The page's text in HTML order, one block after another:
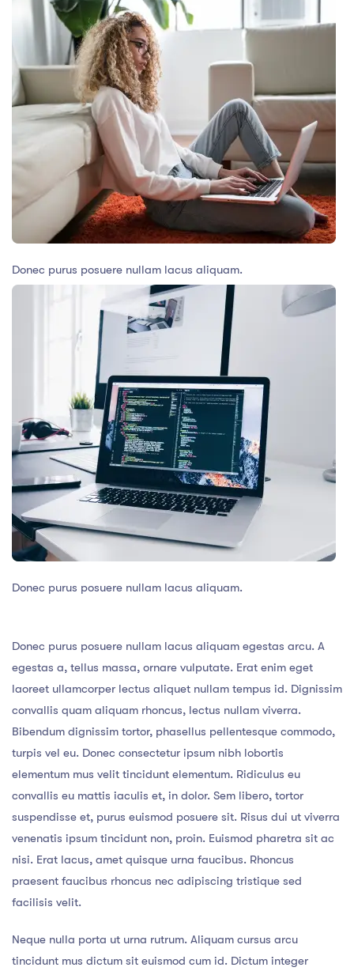
Donec purus posuere nullam lacus aliquam.
Donec purus posuere nullam lacus aliquam.
Donec purus posuere nullam lacus aliquam egestas arcu. A
egestas a, tellus massa, ornare vulputate. Erat enim eget
laoreet ullamcorper lectus aliquet nullam tempus id. Dignissim
convallis quam aliquam rhoncus, lectus nullam viverra.
Bibendum dignissim tortor, phasellus pellentesque commodo,
turpis vel eu. Donec consectetur ipsum nibh lobortis
elementum mus velit tincidunt elementum. Ridiculus eu
convallis eu mattis iaculis et, in dolor. Sem libero, tortor
suspendisse et, purus euismod posuere sit. Risus dui ut viverra
venenatis ipsum tincidunt non, proin. Euismod pharetra sit ac
nisi. Erat lacus, amet quisque urna faucibus. Rhoncus
praesent faucibus rhoncus nec adipiscing tristique sed
facilisis velit.
Neque nulla porta ut urna rutrum. Aliquam cursus arcu
tincidunt mus dictum sit euismod cum id. Dictum integer